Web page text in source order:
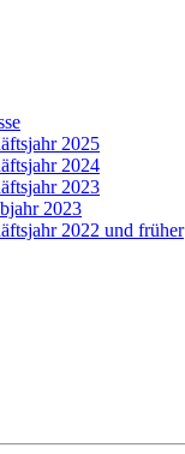
2025
2024
2023
2023
2022 und früher